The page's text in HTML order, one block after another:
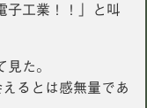
子工業！！」と叫
た。
るとは感無量であ